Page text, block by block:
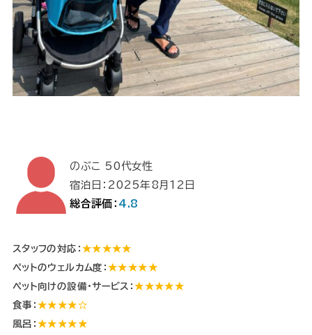
のぶこ 50代女性
宿泊日：2025年8月12日
総合評価： 4.8
スタッフの対応： ★★★★★
ペットのウェルカム度：★★★★★
ペット向けの設備・サービス：★★★★★
食事：★★★★☆
風呂：★★★★★